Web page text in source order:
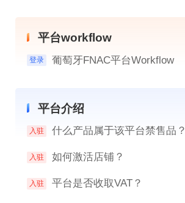
平台workflow
登录 葡萄牙FNAC平台Workflow
平台介绍
入驻 什么产品属于该平台禁售品？
入驻 如何激活店铺？
入驻 平台是否收取VAT？